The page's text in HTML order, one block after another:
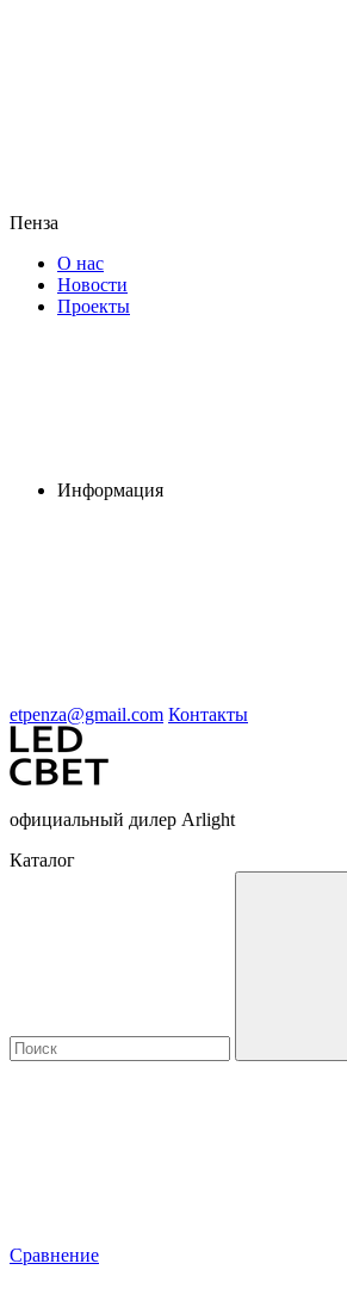
Пенза
О нас
Новости
Проекты
Информация
etpenza@gmail.com Контакты
официальный дилер Arlight
Каталог
Сравнение